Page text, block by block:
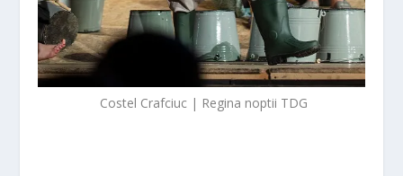
Costel Crafciuc | Regina noptii TDG